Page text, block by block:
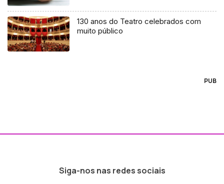
130 anos do Teatro celebrados com
muito público
PUB
Siga-nos nas redes sociais